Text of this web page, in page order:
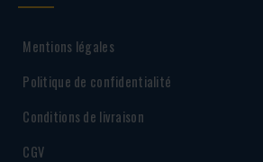
Mentions légales
Politique de confidentialité
Conditions de livraison
CGV